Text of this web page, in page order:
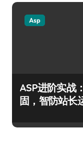
Asp
ASP进阶实战
固，智防站长